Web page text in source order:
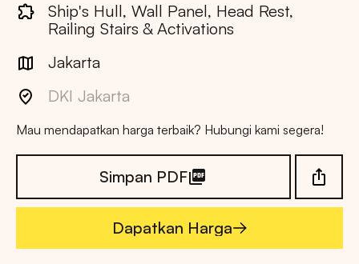
Ship's Hull, Wall Panel, Head Rest,
Railing Stairs & Activations
Jakarta
DKI Jakarta
Mau mendapatkan harga terbaik? Hubungi kami segera!
Simpan PDF
Dapatkan Harga
Dapatkan Harga